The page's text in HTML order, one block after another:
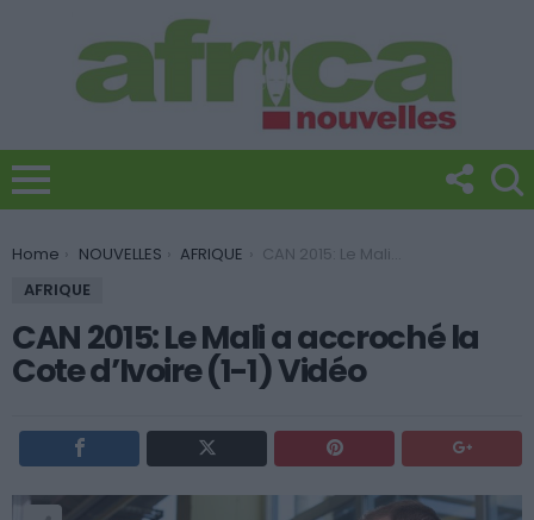
You are here:
Home NOUVELLES AFRIQUE
CAN 2015: Le Mali a accroché la Cote d’Ivoire (1-1) Vidéo
AFRIQUE
CAN 2015: Le Mali a accroché la
Cote d’Ivoire (1-1) Vidéo